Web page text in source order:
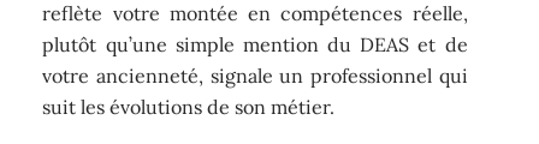
reflète votre montée en compétences réelle,
plutôt qu’une simple mention du DEAS et de
votre ancienneté, signale un professionnel qui
suit les évolutions de son métier.